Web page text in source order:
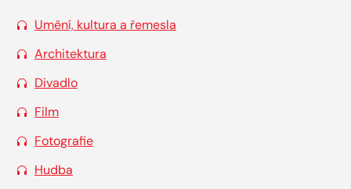
Umění, kultura a řemesla
Architektura
Divadlo
Film
Fotografie
Hudba